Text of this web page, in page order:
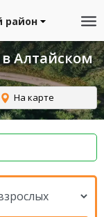
район
Алтайском
На карте
район